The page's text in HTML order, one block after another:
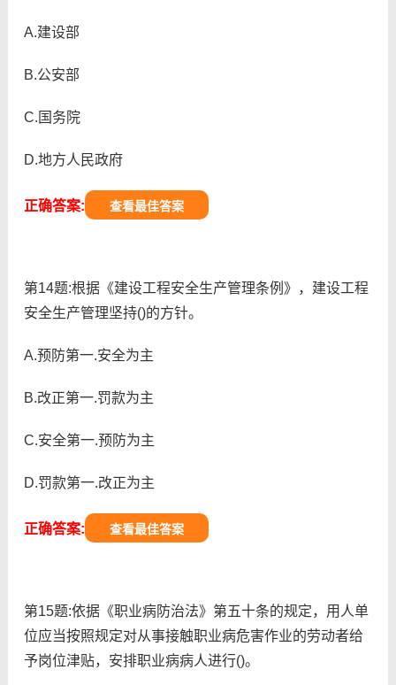
A.建设部
B.公安部
C.国务院
D.地方人民政府
正确答案: 查看最佳答案
第14题:根据《建设工程安全生产管理条例》，建设工程
安全生产管理坚持()的方针。
A.预防第一.安全为主
B.改正第一.罚款为主
C.安全第一.预防为主
D.罚款第一.改正为主
正确答案: 查看最佳答案
第15题:依据《职业病防治法》第五十条的规定，用人单
位应当按照规定对从事接触职业病危害作业的劳动者给
予岗位津贴，安排职业病病人进行()。